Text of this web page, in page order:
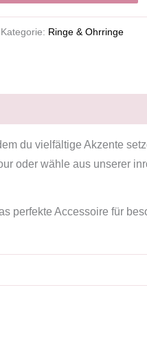
Kategorie: Ringe & Ohrringe
du vielfältige Akzente
oder wähle aus unserer
perfekte Accessoire für